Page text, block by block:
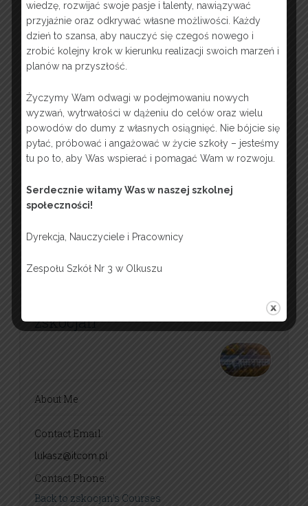
Week 4
Week 5
Week 6
Week 7
Finals
zskocjan
About Me
Contact Email:
lukasz@itcom.pl
Contact Phone:
Back to zskocjan's Courses
wiedzę, rozwijać swoje pasje i talenty, nawiązywać
przyjaźnie oraz odkrywać własne możliwości. Każdy
dzień to szansa, aby nauczyć się czegoś nowego i
zrobić kolejny krok w kierunku realizacji swoich marzeń i
planów na przyszłość.
Życzymy Wam odwagi w podejmowaniu nowych
wyzwań, wytrwałości w dążeniu do celów oraz wielu
powodów do dumy z własnych osiągnięć. Nie bójcie się
pytać, próbować i angażować w życie szkoły – jesteśmy
tu po to, aby Was wspierać i pomagać Wam w rozwoju.
Serdecznie witamy Was w naszej szkolnej
społeczności!
Dyrekcja, Nauczyciele i Pracownicy
Zespołu Szkół Nr 3 w Olkuszu